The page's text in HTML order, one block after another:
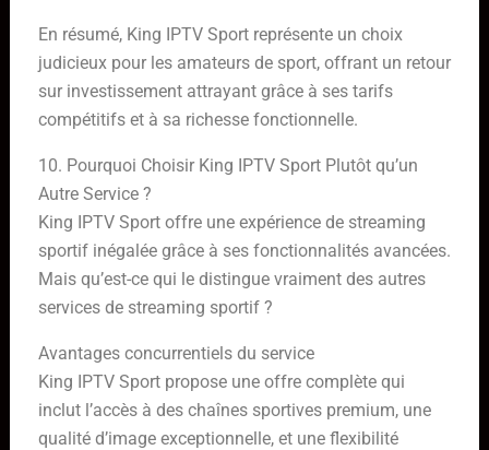
En résumé, King IPTV Sport représente un choix
judicieux pour les amateurs de sport, offrant un retour
sur investissement attrayant grâce à ses tarifs
compétitifs et à sa richesse fonctionnelle.
10. Pourquoi Choisir King IPTV Sport Plutôt qu’un
Autre Service ?
King IPTV Sport offre une expérience de streaming
sportif inégalée grâce à ses fonctionnalités avancées.
Mais qu’est-ce qui le distingue vraiment des autres
services de streaming sportif ?
Avantages concurrentiels du service
King IPTV Sport propose une offre complète qui
inclut l’accès à des chaînes sportives premium, une
qualité d’image exceptionnelle, et une flexibilité